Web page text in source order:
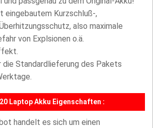
eingebautem Kurzschluß-,
also maximale
von Explsionen o.ä.
Standardlieferung des Pakets
Laptop Akku Eigenschaften :
handelt es sich um einen